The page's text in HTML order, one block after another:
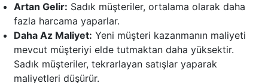
Artan Gelir: Sadık müşteriler, ortalama olarak daha
fazla harcama yaparlar.
Daha Az Maliyet: Yeni müşteri kazanmanın maliyeti
mevcut müşteriyi elde tutmaktan daha yüksektir.
Sadık müşteriler, tekrarlayan satışlar yaparak
maliyetleri düşürür.